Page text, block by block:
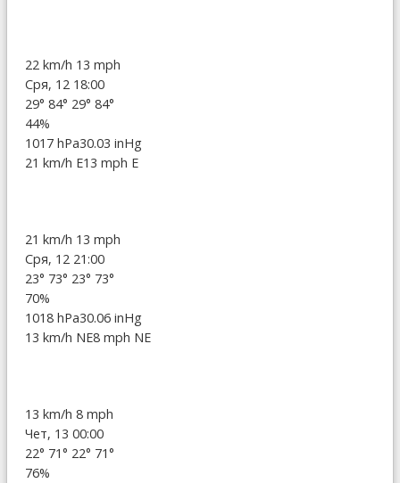
22 km/h 13 mph
Сря, 12 18:00
29° 84° 29° 84°
44%
1017 hPa30.03 inHg
21 km/h E13 mph E
21 km/h 13 mph
Сря, 12 21:00
23° 73° 23° 73°
70%
1018 hPa30.06 inHg
13 km/h NE8 mph NE
13 km/h 8 mph
Чет, 13 00:00
22° 71° 22° 71°
76%